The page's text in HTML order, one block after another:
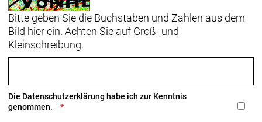
Hinterradbremse: Shimano CL900, Center Lock
Scheibenaufnahme, 160 mm
Max. Bremsscheibendu
Scheibenaufnahme, 160 mm
Max. Bremsscheibendu
Bitte geben Sie die Buchstaben und Zahlen aus dem
Bild hier ein. Achten Sie auf Groß- und
Kleinschreibung.
Die Datenschutzerklärung habe ich zur Kenntnis
genommen.